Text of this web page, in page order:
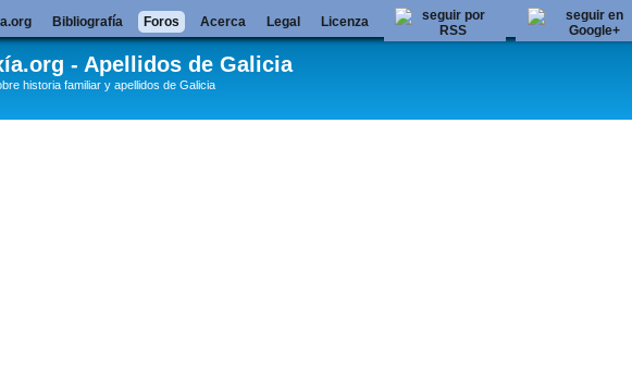
- Apellidos de Galicia
historia familiar y apellidos de Galicia
Bibliografía Foros Acerca Legal Licenza